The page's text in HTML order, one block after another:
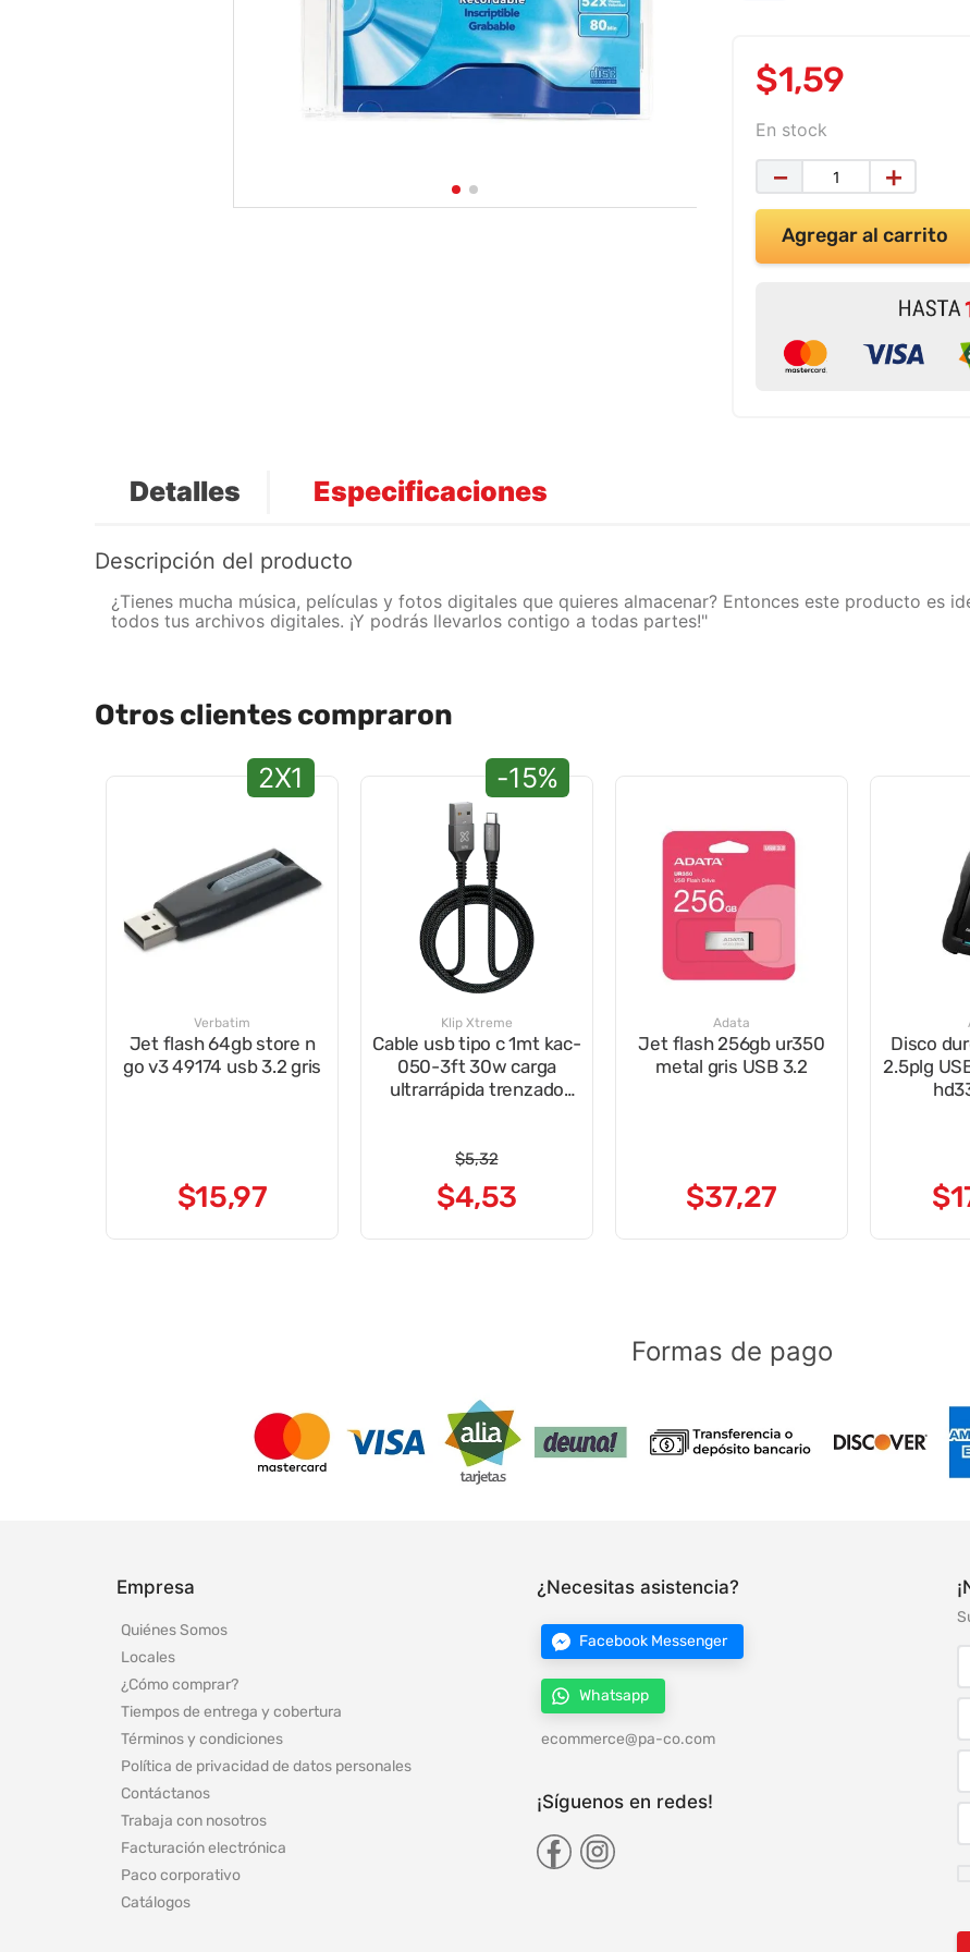
$1,59
En stock
＋
－
Agregar al carrito
Detalles Especificaciones
Descripción del producto
¿Tienes mucha música, películas y fotos digitales que quieres almacenar? Entonces este producto es
todos tus archivos digitales. ¡Y podrás llevarlos contigo a todas partes!"
Otros clientes compraron
2X1
Verbatim
Jet flash 64gb store n
go v3 49174 usb 3.2 gris
$15,97
-15%
Klip Xtreme
Cable usb tipo c 1mt kac-
050-3ft 30w carga
ultrarrápida trenzado
$5,32
$4,53
Adata
Jet flash 256gb ur350
metal gris USB 3.2
$37,27
Disco
2.5plg
$
Formas de pago
Empresa
Quiénes Somos
Locales
¿Cómo comprar?
Tiempos de entrega y cobertura
Términos y condiciones
Política de privacidad de datos personales
Contáctanos
Trabaja con nosotros
Facturación electrónica
Paco corporativo
Catálogos
¿Necesitas asistencia?
Facebook Messenger
Whatsapp
ecommerce@pa-co.com
¡Síguenos en redes!